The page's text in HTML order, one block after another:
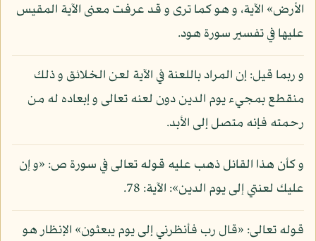
الأرض» الآية، و هو كما ترى و قد عرفت معنى الآية المقيس
عليها في تفسير سورة هود.
و ربما قيل: إن المراد باللعنة في الآية لعن الخلائق و ذلك
منقطع بمجيء يوم الدين دون لعنه تعالى و إبعاده له من
رحمته فإنه متصل إلى الأبد.
و كأن هذا القائل ذهب عليه قوله تعالى في سورة ص: «و إن
عليك لعنتي إلى يوم الدين»: الآية: 78.
قوله تعالى: «قال رب فأنظرني إلى يوم يبعثون» الإنظار هو